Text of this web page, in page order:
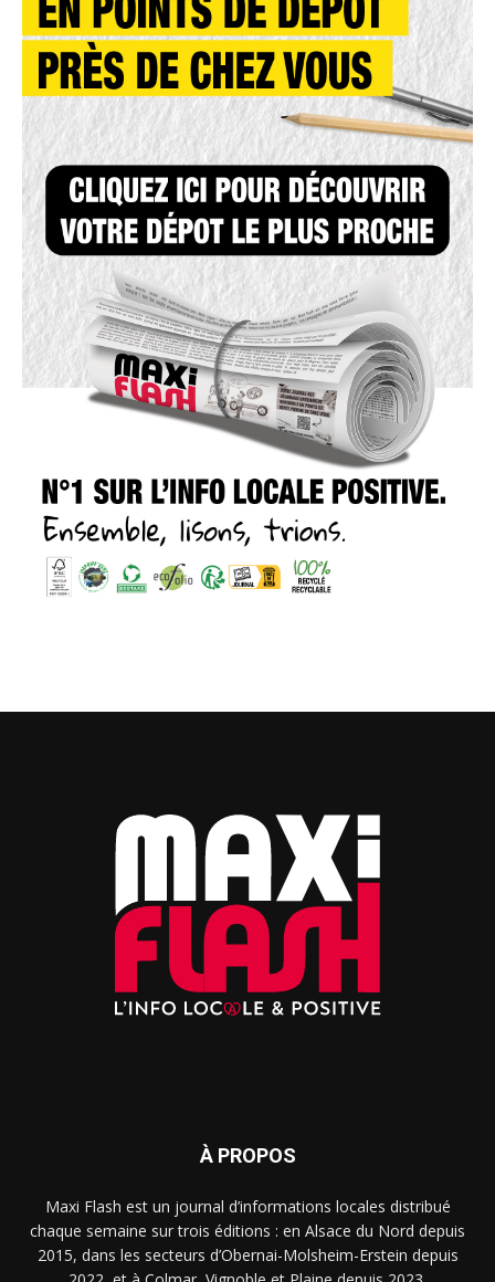
À PROPOS
Maxi Flash est un journal d’informations locales distribué
chaque semaine sur trois éditions : en Alsace du Nord depuis
2015, dans les secteurs d’Obernai-Molsheim-Erstein depuis